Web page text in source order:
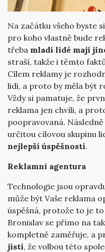
Na začátku všeho byste
pro koho vlastně bude
třeba mladí lidé mají
straší, takže i těmto
Cílem reklamy je
lidi, a proto by měla být
Vždy si pamatuje, že
reklama jen chvíli, a
poopravovaná.
určitou cílovou skupinu
nejlepší úspěšnosti.
Reklamní agentura
Technologie jsou
může být Vaše reklama
úspěšná, protože to je
Bronislav se přímo na
kompletně zaměřuje, a
jistí, že volbou této